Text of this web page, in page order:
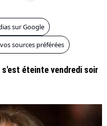
sur Google
sources préférées
éteinte vendredi soir